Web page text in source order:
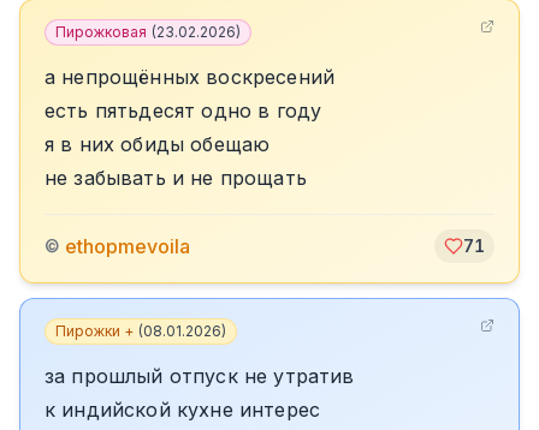
Пирожковая (23.02.2026)
а непрощённых воскресений
есть пятьдесят одно в году
я в них обиды обещаю
не забывать и не прощать
© ️ ethopmevoila 71
Пирожки + (08.01.2026)
за прошлый отпуск не утратив
к индийской кухне интерес